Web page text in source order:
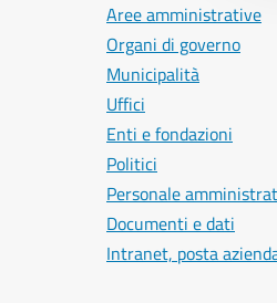
Aree amministrative
Organi di governo
Municipalità
Uffici
Enti e fondazioni
Politici
Personale
Documenti e dati
Intranet, posta